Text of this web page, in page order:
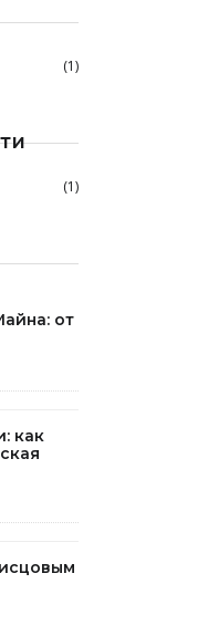
(1)
(1)
от
как